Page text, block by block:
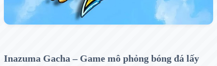
Inazuma Gacha – Game mô phỏng bóng đá lấy